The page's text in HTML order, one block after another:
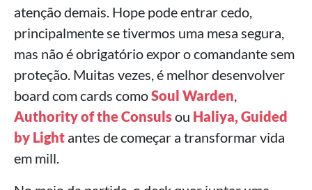
atenção demais. Hope pode entrar cedo,
principalmente se tivermos uma mesa segura,
mas não é obrigatório expor o comandante sem
proteção. Muitas vezes, é melhor desenvolver
board com cards comoSoul Warden,
Authority of the Consulsou Haliya, Guided
by Light antes de começar a transformar vida
em mill.